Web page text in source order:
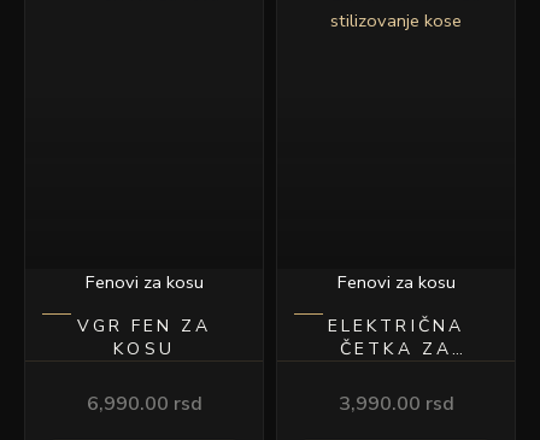
Fenovi za kosu
VGR FEN ZA
KOSU
6,990.00 rsd
Fenovi za kosu
ELEKTRIČNA
ČETKA ZA
KOSE
3,990.00 rsd